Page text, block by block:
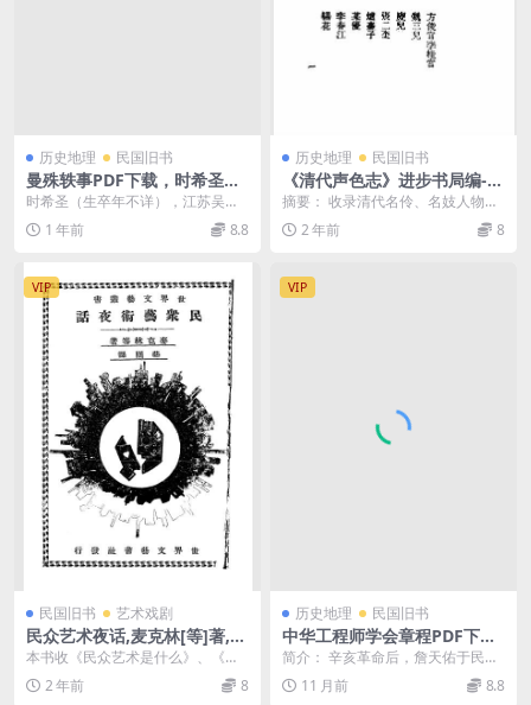
历史地理 民国旧书
曼殊轶事PDF下载，时希圣
编，苏曼殊小丛书
时希圣（生卒年不详），江苏吴江
人，民国学者、南社成员。因与苏
曼殊同属南社，收集其...
1 年前 8.8
历史地理 民国旧书
《清代声色志》进步书局编-文
明书局,中华书局-民国十九年
[1930]-pdf古籍下载
摘要： 收录清代名伶、名妓人物小
传，内有阿芸、魏三儿、汪桂芬、
陈圆圆、尹子春、李...
2 年前 8
VIP
民国旧书 艺术戏剧
民众艺术夜话,麦克林[等]著,世
界文艺书社
本书收《民众艺术是什么》、《民
众艺术底要素》、《民众艺术底种
类》、《民众艺术与教...
2 年前 8
VIP
历史地理 民国旧书
中华工程师学会章程PDF下载,
中华工程师学会研究史料
简介： 辛亥革命后，詹天佑于民国
元年（1912年）在广州创立”广东
中...11 月前 8.8